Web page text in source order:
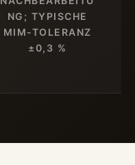
G; TYPISCHE M
IM-TOLERANZ ±
0,3 %